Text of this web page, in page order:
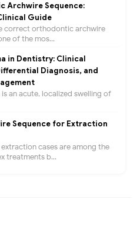
Archwire Sequence:
Guide
correct orthodontic archwire
of the mos...
in Dentistry: Clinical
Diagnosis, and
an acute, localized swelling of
Sequence for Extraction
cases are among the
treatments b...